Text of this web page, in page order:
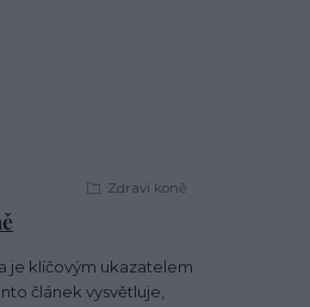
Zdraví koně
je klíčovým ukazatelem
článek vysvětluje,